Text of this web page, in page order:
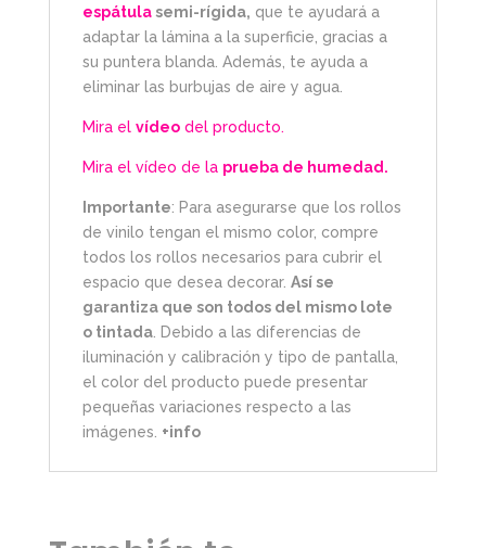
espátula semi-rígida, que te ayudará a
adaptar la lámina a la superficie, gracias a
su puntera blanda. Además, te ayuda a
eliminar las burbujas de aire y agua.
Mira el vídeodel producto.
Mira el vídeo de la prueba de humedad.
Importante: Para asegurarse que los rollos
de vinilo tengan el mismo color, compre
todos los rollos necesarios para cubrir el
espacio que desea decorar. Así se
garantiza que son todos del mismo lote
o tintada. Debido a las diferencias de
iluminación y calibración y tipo de pantalla,
el color del producto puede presentar
pequeñas variaciones respecto a las
imágenes. +info